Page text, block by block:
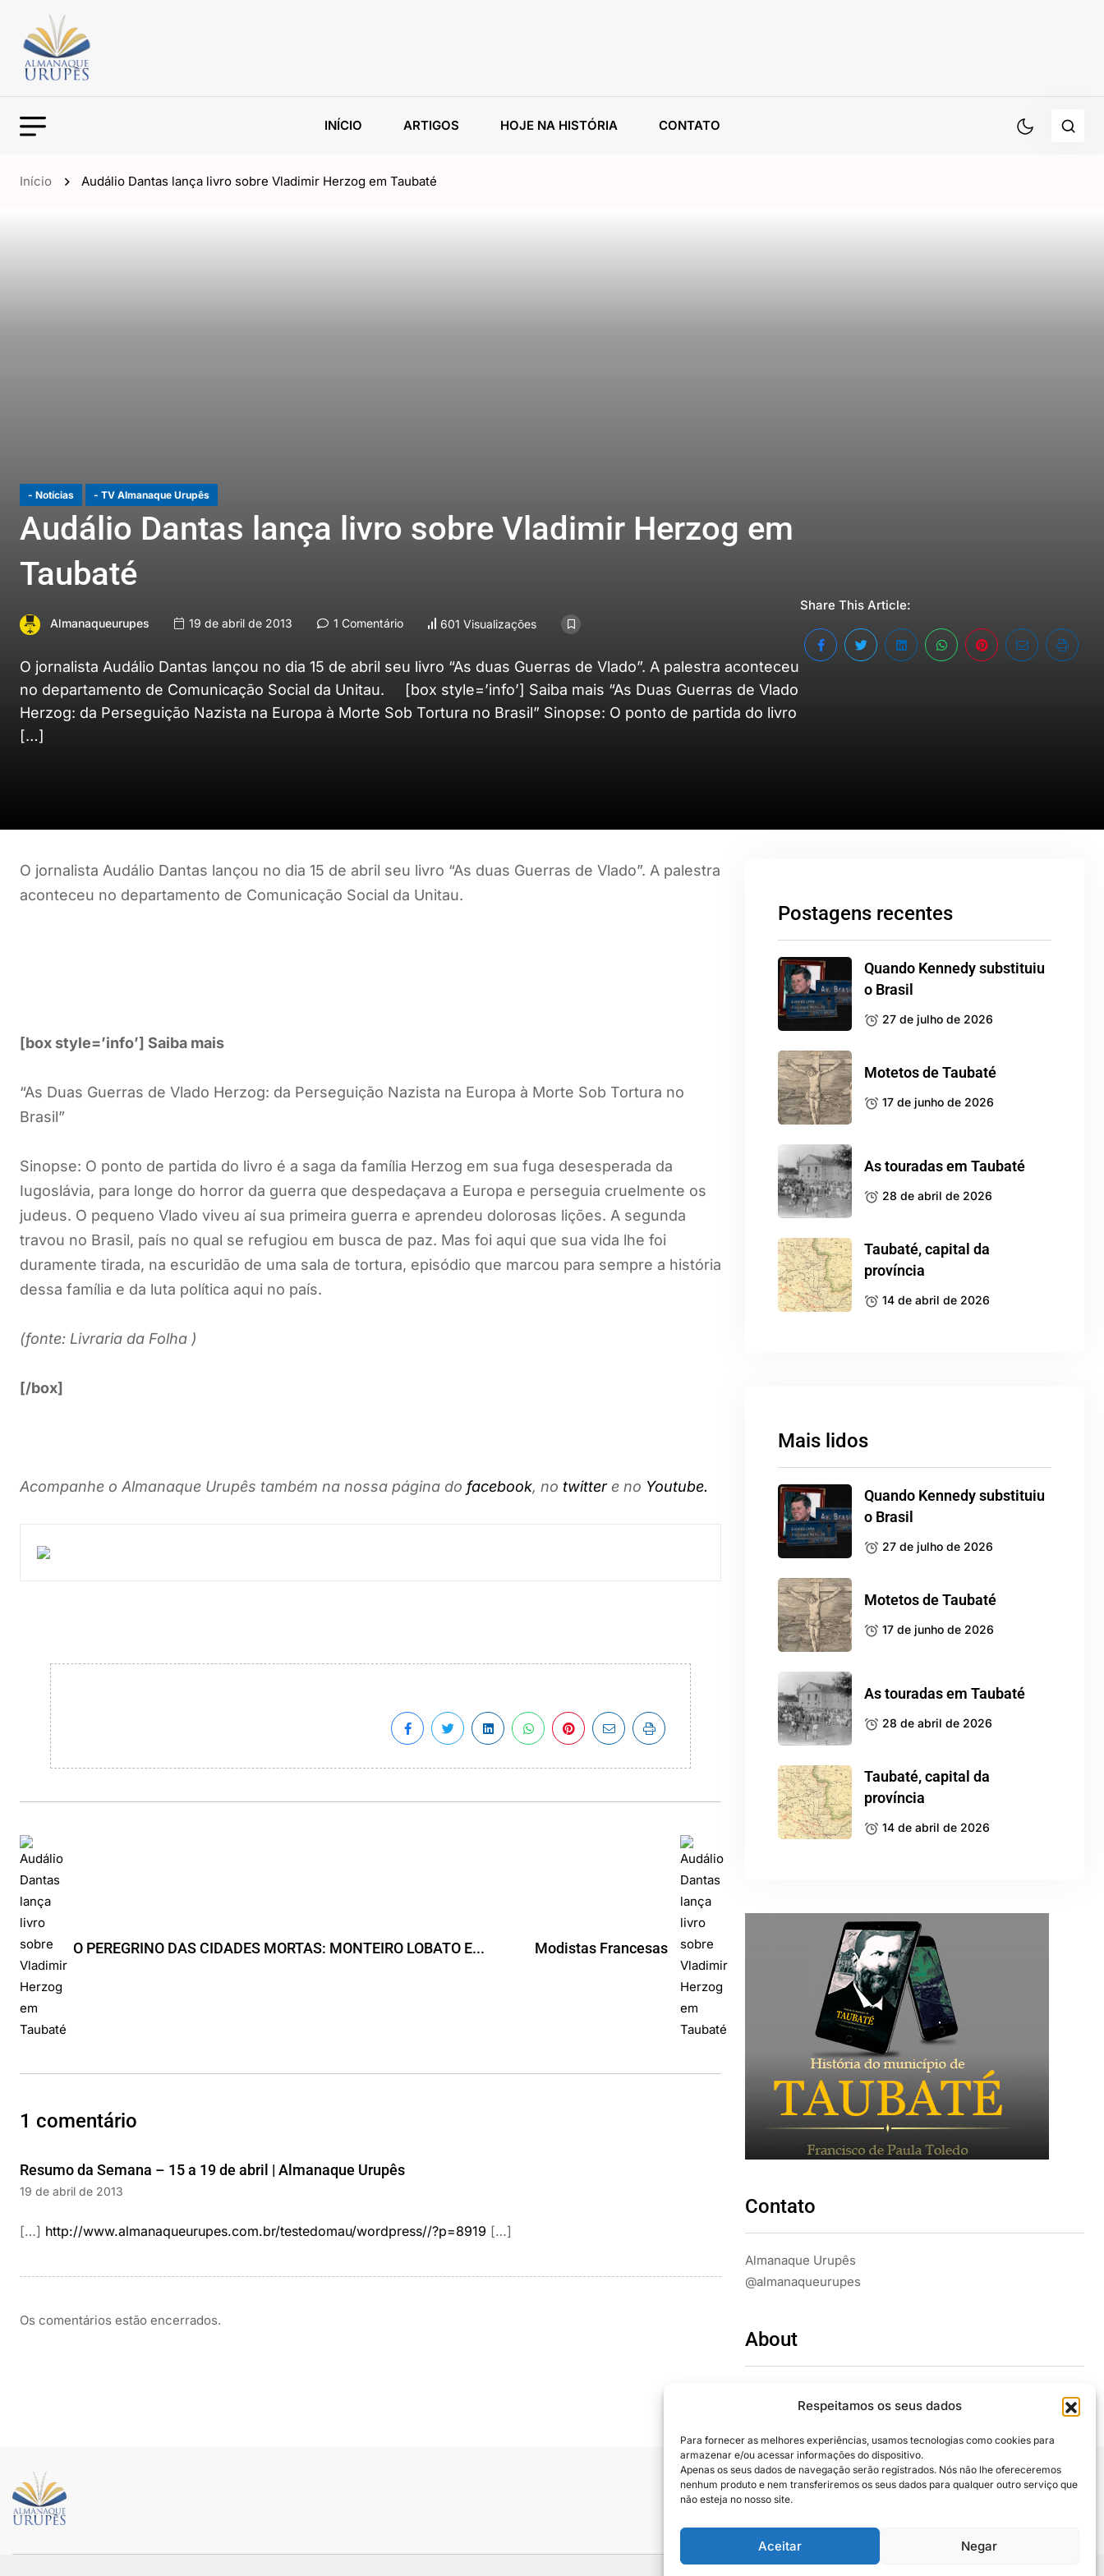
Respeitamos os seus dados
Para fornecer as melhores experiências, usamos tecnologias como cookies para
armazenar e/ou acessar informações do dispositivo.
Apenas os seus dados de navegação serão registrados. Nós não lhe ofereceremos
nenhum produto e nem transferiremos os seus dados para qualquer outro serviço que
não esteja no nosso site.
Aceitar Negar
INÍCIO ARTIGOS HOJE NA HISTÓRIA CONTATO
Início Audálio Dantas lança livro sobre Vladimir Herzog em Taubaté
- Notícias - TV Almanaque Urupês
Audálio Dantas lança livro sobre Vladimir Herzog em
Taubaté
Almanaqueurupes 19 de abril de 2013 1 Comentário 601 Visualizações
O jornalista Audálio Dantas lançou no dia 15 de abril seu livro “As duas Guerras de Vlado”. A palestra aconteceu
no departamento de Comunicação Social da Unitau. [box style=’info’] Saiba mais “As Duas Guerras de Vlado
Herzog: da Perseguição Nazista na Europa à Morte Sob Tortura no Brasil” Sinopse: O ponto de partida do livro
[…]
Share This Article:
O jornalista Audálio Dantas lançou no dia 15 de abril seu livro “As duas Guerras de Vlado”. A palestra
aconteceu no departamento de Comunicação Social da Unitau.
[box style=’info’] Saiba mais
“As Duas Guerras de Vlado Herzog: da Perseguição Nazista na Europa à Morte Sob Tortura no
Brasil”
Sinopse: O ponto de partida do livro é a saga da família Herzog em sua fuga desesperada da
Iugoslávia, para longe do horror da guerra que despedaçava a Europa e perseguia cruelmente os
judeus. O pequeno Vlado viveu aí sua primeira guerra e aprendeu dolorosas lições. A segunda
travou no Brasil, país no qual se refugiou em busca de paz. Mas foi aqui que sua vida lhe foi
duramente tirada, na escuridão de uma sala de tortura, episódio que marcou para sempre a história
dessa família e da luta política aqui no país.
(fonte: Livraria da Folha )
[/box]
Acompanhe o Almanaque Urupês também na nossa página do facebook, no twittere no Youtube.
O PEREGRINO DAS CIDADES MORTAS: MONTEIRO LOBATO E... Modistas Francesas
1 comentário
Resumo da Semana – 15 a 19 de abril | Almanaque Urupês
19 de abril de 2013
[…] http://www.almanaqueurupes.com.br/testedomau/wordpress//?p=8919 […]
Os comentários estão encerrados.
Postagens recentes
Quando Kennedy substituiu
o Brasil
27 de julho de 2026
Motetos de Taubaté
17 de junho de 2026
As touradas em Taubaté
28 de abril de 2026
Taubaté, capital da
província
14 de abril de 2026
Mais lidos
Quando Kennedy substituiu
o Brasil
27 de julho de 2026
Motetos de Taubaté
17 de junho de 2026
As touradas em Taubaté
28 de abril de 2026
Taubaté, capital da
província
14 de abril de 2026
Contato
Almanaque Urupês
@almanaqueurupes
About
email, giving us a call or simply coming by and saying hi.
We’re looking forward to hearing from you.
Siga e compartilhe